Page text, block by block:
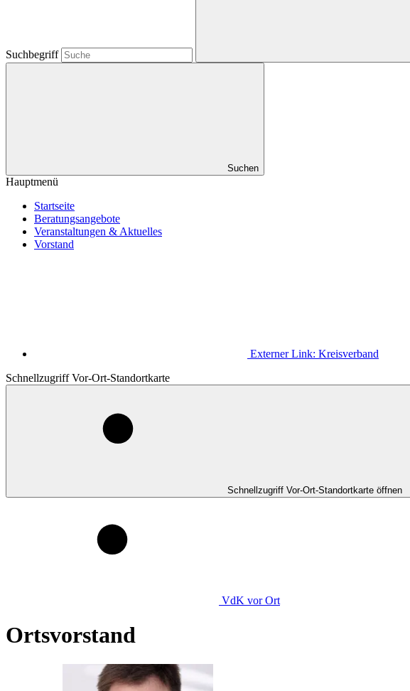
Suchbegriff
Suchen
Hauptmenü
Startseite
Beratungsangebote
Veranstaltungen & Aktuelles
Vorstand
Externer Link: Kreisverband
Schnellzugriff Vor-Ort-Standortkarte
Schnellzugriff Vor-Ort-Standortkarte öffnen
VdK vor Ort
Ortsvorstand